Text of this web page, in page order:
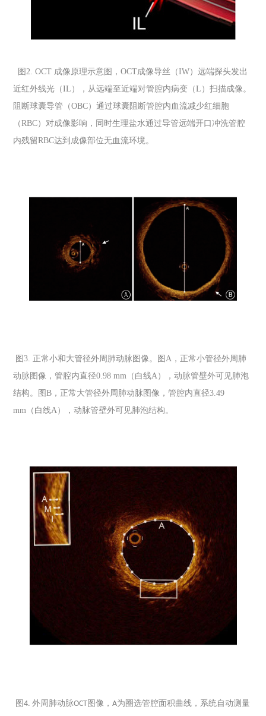
图 2. OCT 成像原理示意图，OCT成像导丝（IW）远端探头发出
近红外线光（IL ），从远端至近端对管腔内病变（L ）扫描成像。
阻断球囊导管（OBC）通过球囊阻断管腔内血流减少红细胞
（RBC）对成像影响，同时生理盐水通过导管远端开口冲洗管腔
内残留RBC达到成像部位无血流环境。
图3. 正常小和大管径外周肺动脉图像。图 A ，正常小管径外周肺
动脉图像，管腔内直径0.98 mm （白线A ），动脉管壁外可见肺泡
结构。图B ，正常大管径外周肺动脉图像，管腔内直径3.49
mm （白线A ），动脉管壁外可见肺泡结构。
图4.外周肺动脉OCT图像，A为圈选管腔面积曲线，系统自动测量